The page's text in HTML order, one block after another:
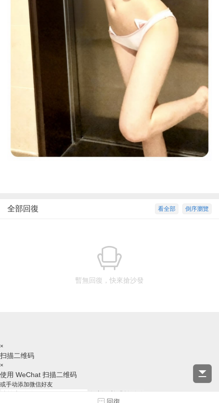
倒序瀏覽
看全部
全部回復
暫無回復，快來搶沙發
×
扫描二维码
×
使用 WeChat 扫描二维码
或手动添加微信好友